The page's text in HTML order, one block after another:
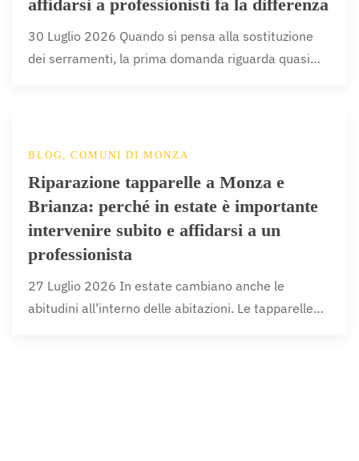
affidarsi a professionisti fa la differenza
30 Luglio 2026 Quando si pensa alla sostituzione
dei serramenti, la prima domanda riguarda quasi…
BLOG, COMUNI DI MONZA
Riparazione tapparelle a Monza e
Brianza: perché in estate è importante
intervenire subito e affidarsi a un
professionista
27 Luglio 2026 In estate cambiano anche le
abitudini all’interno delle abitazioni. Le tapparelle…